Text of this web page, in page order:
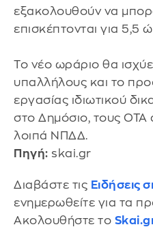
εξακολουθούν να
επισκέπτονται για 5,5
Το νέο ωράριο θα
υπαλλήλους και το
εργασίας ιδιωτικού
στο Δημόσιο, τους ΟΤΑ
λοιπά ΝΠΔΔ.
Πηγή: skai.gr
Διαβάστε τις Ειδήσεις
ενημερωθείτε για τα
Ακολουθήστε το